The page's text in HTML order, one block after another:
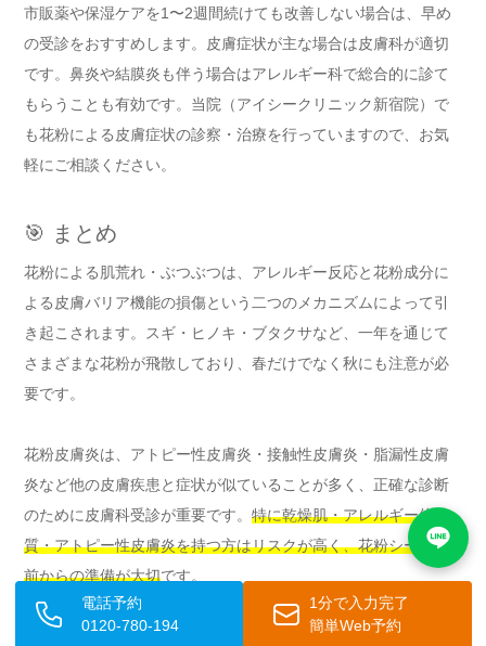
市販薬や保湿ケアを1〜2週間続けても改善しない場合は、早め
の受診をおすすめします。皮膚症状が主な場合は皮膚科が適切
です。鼻炎や結膜炎も伴う場合はアレルギー科で総合的に診て
もらうことも有効です。当院（アイシークリニック新宿院）で
も花粉による皮膚症状の診察・治療を行っていますので、お気
軽にご相談ください。
🎯 まとめ
花粉による肌荒れ・ぶつぶつは、アレルギー反応と花粉成分に
よる皮膚バリア機能の損傷という二つのメカニズムによって引
き起こされます。スギ・ヒノキ・ブタクサなど、一年を通じて
さまざまな花粉が飛散しており、春だけでなく秋にも注意が必
要です。
花粉皮膚炎は、アトピー性皮膚炎・接触性皮膚炎・脂漏性皮膚
炎など他の皮膚疾患と症状が似ていることが多く、正確な診断
のために皮膚科受診が重要です。 特に乾燥肌・アレルギー体
質・アトピー性皮膚炎を持つ方はリスクが高く、花粉シーズン
前からの準備が大切です。
日常的なスキンケアでは、徹底した保湿・やさしい洗顔・日焼
電話予約
0120-780-194
1分で入力完了
簡単Web予約